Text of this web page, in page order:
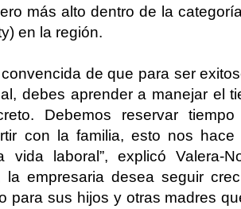
más alto dentro de la
en la región.
convencida de que para ser
debes aprender a manejar el
Debemos reservar
con la familia, esto nos
vida laboral”, explicó Valera-
la empresaria desea seguir
para sus hijos y otras madres